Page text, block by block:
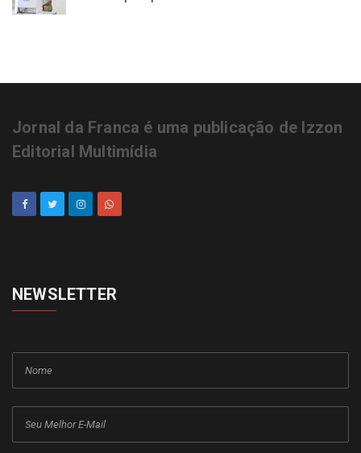
Jornal da Franca é uma publicação de Izzon
Editorial Multimídia
NEWSLETTER